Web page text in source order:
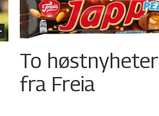
To høstnyheter
fra Freia